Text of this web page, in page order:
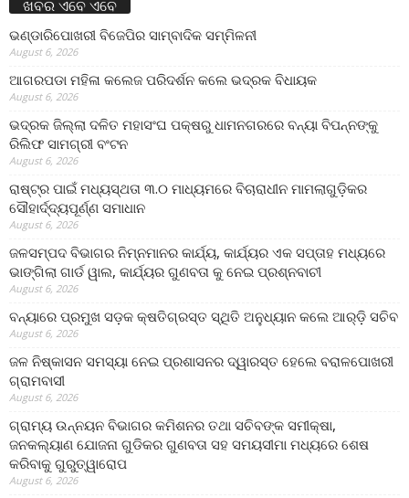
ଖବର ଏବେ ଏବେ
ଭଣ୍ଡାରିପୋଖରୀ ବିଜେପିର ସାମ୍ବାଦିକ ସମ୍ମିଳନୀ
August 6, 2026
ଆଗରପଡା ମହିଳା କଲେଜ ପରିଦର୍ଶନ କଲେ ଭଦ୍ରକ ବିଧାୟକ
August 6, 2026
ଭଦ୍ରକ ଜିଲ୍ଲା ଦଳିତ ମହାସଂଘ ପକ୍ଷରୁ ଧାମନଗରରେ ବନ୍ୟା ବିପନ୍ନଙ୍କୁ
ରିଲିଫ ସାମଗ୍ରୀ ବଂଟନ
August 6, 2026
ରାଷ୍ଟ୍ର ପାଇଁ ମଧ୍ୟସ୍ଥତା ୩.୦ ମାଧ୍ୟମରେ ବିଚାରାଧୀନ ମାମଲାଗୁଡ଼ିକର
ସୌହାର୍ଦ୍ଦ୍ୟପୂର୍ଣ୍ଣ ସମାଧାନ
August 6, 2026
ଜଳସମ୍ପଦ ବିଭାଗର ନିମ୍ନମାନର କାର୍ଯ୍ୟ, କାର୍ଯ୍ୟର ଏକ ସପ୍ତାହ ମଧ୍ୟରେ
ଭାଙ୍ଗିଲା ଗାର୍ଡ ୱାଲ, କାର୍ଯ୍ୟର ଗୁଣବତା କୁ ନେଇ ପ୍ରଶ୍ନବାଚୀ
August 6, 2026
ବନ୍ୟାରେ ପ୍ରମୁଖ ସଡ଼କ କ୍ଷତିଗ୍ରସ୍ତ ସ୍ଥିତି ଅନୁଧ୍ୟାନ କଲେ ଆର୍‌ଡ଼ି ସଚିବ
August 6, 2026
ଜଳ ନିଷ୍କାସନ ସମସ୍ୟା ନେଇ ପ୍ରଶାସନର ଦ୍ୱାରସ୍ତ ହେଲେ ବରାଳପୋଖରୀ
ଗ୍ରାମବାସୀ
August 6, 2026
ଗ୍ରାମ୍ୟ ଉନ୍ନୟନ ବିଭାଗର କମିଶନର ତଥା ସଚିବଙ୍କ ସମୀକ୍ଷା,
ଜନକଲ୍ୟାଣ ଯୋଜନା ଗୁଡିକର ଗୁଣବତା ସହ ସମୟସୀମା ମଧ୍ୟରେ ଶେଷ
କରିବାକୁ ଗୁରୁତ୍ୱାରୋପ
August 6, 2026